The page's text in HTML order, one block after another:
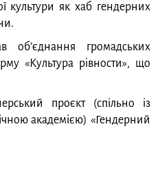
культури як хаб гендерних
громадських
«Культура рівности», що
проєкт (спільно із
академією) «Гендерний